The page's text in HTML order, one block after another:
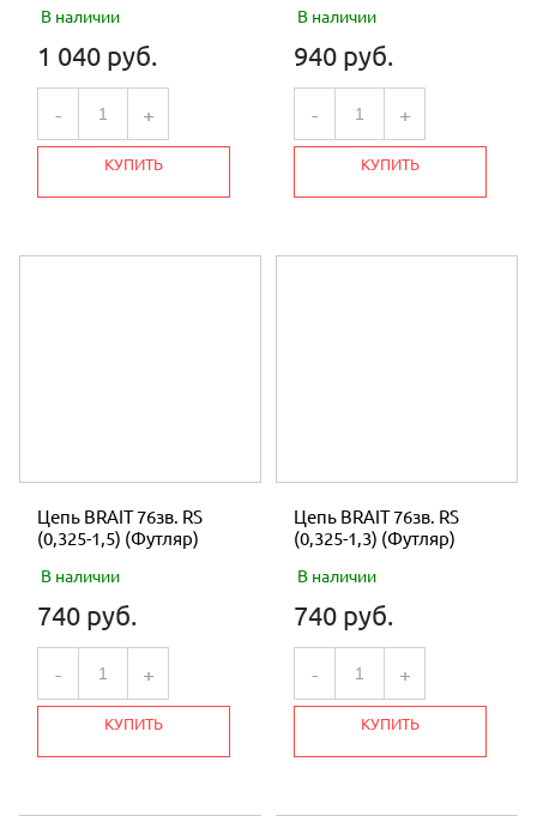
В наличии
1 040 руб.
- +
КУПИТЬ
В наличии
940 руб.
- +
КУПИТЬ
Цепь BRAIT 76зв. RS
(0,325-1,5) (Футляр)
В наличии
740 руб.
- +
КУПИТЬ
Цепь BRAIT 76зв. RS
(0,325-1,3) (Футляр)
В наличии
740 руб.
- +
КУПИТЬ